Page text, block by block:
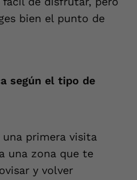
bien el punto de
según el tipo de
primera visita
una zona que te
y volver